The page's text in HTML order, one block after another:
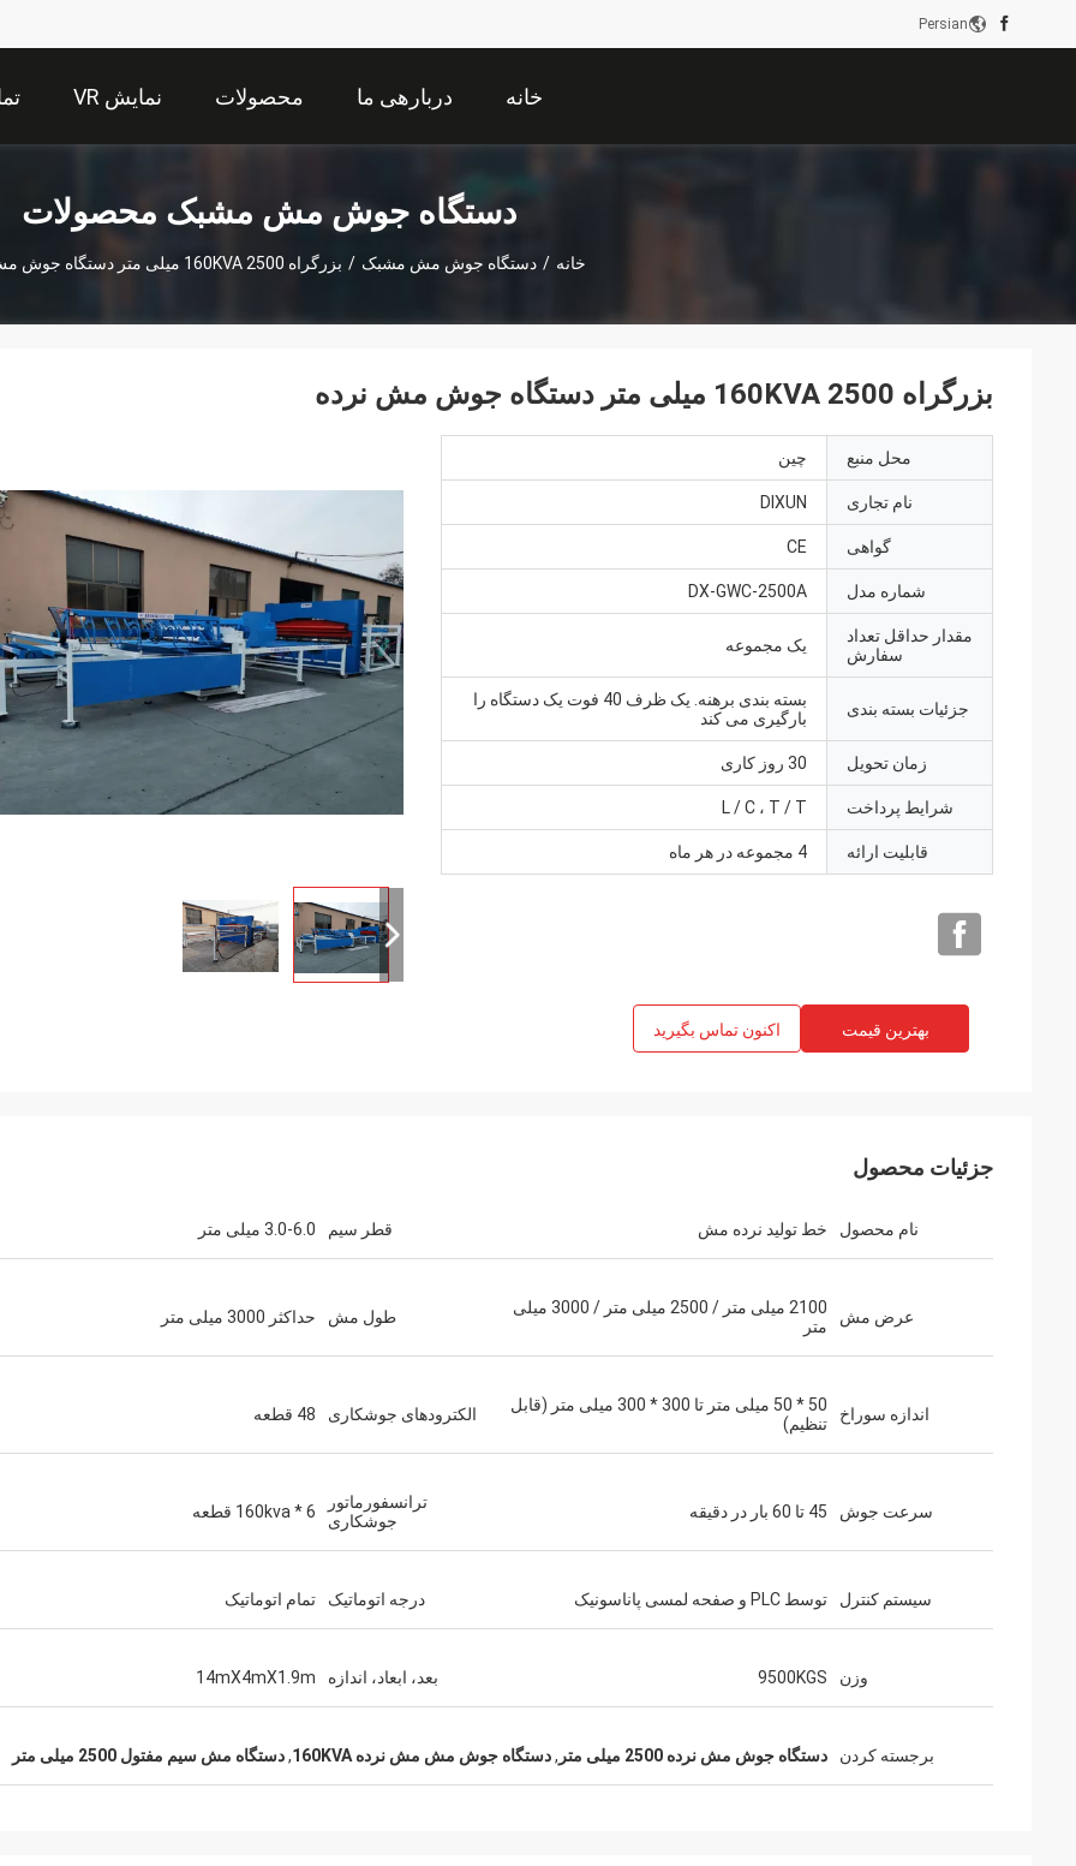
Persian
خانه دربارهی ما محصولات نمایش VR
دستگاه جوش مش مشبک محصولات
خانه / دستگاه جوش مش مشبک / بزرگراه 160KVA 2500 میلی متر دستگاه جوش مش نرده
بزرگراه 160KVA 2500 میلی متر دستگاه جوش مش نرده
محل منبع چین
نام تجاری DIXUN
گواهی CE
شماره مدل DX-GWC-2500A
مقدار حداقل تعداد
سفارش
یک مجموعه
جزئیات بسته بندی
بسته بندی برهنه. یک ظرف 40 فوت یک دستگاه را
بارگیری می کند
زمان تحویل 30 روز کاری
شرایط پرداخت L / C ، T / T
قابلیت ارائه 4 مجموعه در هر ماه
بهترین قیمت اکنون تماس بگیرید
جزئیات محصول
نام محصول خط تولید نرده مش قطر سیم 3.0-6.0 میلی متر
عرض مش
2100 میلی متر / 2500 میلی متر / 3000 میلی
متر
طول مش حداکثر 3000 میلی متر
اندازه سوراخ
50 * 50 میلی متر تا 300 * 300 میلی متر (قابل
تنظیم)
الکترودهای جوشکاری 48 قطعه
سرعت جوش 45 تا 60 بار در دقیقه
ترانسفورماتور
جوشکاری
160kva * 6 قطعه
سیستم کنترل توسط PLC و صفحه لمسی پاناسونیک درجه اتوماتیک تمام اتوماتیک
وزن 9500KGS بعد، ابعاد، اندازه 14mX4mX1.9m
برجسته کردن دستگاه جوش مش نرده 2500 میلی متر ,دستگاه جوش مش مش نرده 160KVA ,دستگاه مش سیم مفتول 2500 میلی متر